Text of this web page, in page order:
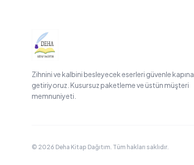
Zihnini ve kalbini besleyecek eserleri güvenle kapına
getiriyoruz. Kusursuz paketleme ve üstün müşteri
memnuniyeti.
© 2026 Deha Kitap Dağıtım. Tüm hakları saklıdır.